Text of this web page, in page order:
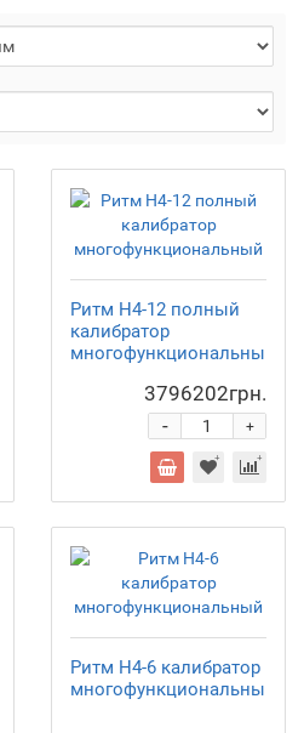
Ритм Н4-12 полный
калибратор
многофункциональный
3796202грн.
+
-
Ритм Н4-6 калибратор
многофункциональный